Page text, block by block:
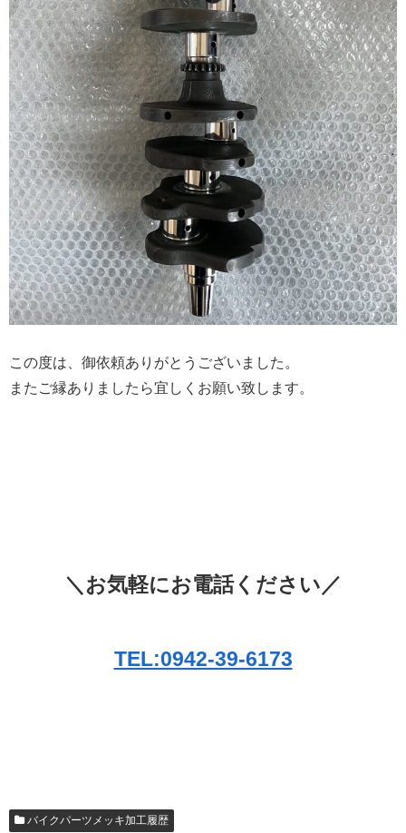
この度は、御依頼ありがとうございました。
またご縁ありましたら宜しくお願い致します。
＼お気軽にお電話ください／
TEL:0942-39-6173
バイクパーツメッキ加工履歴